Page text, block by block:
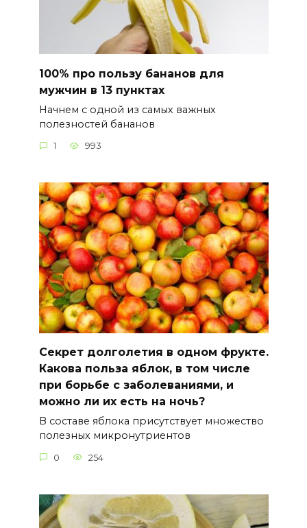
100% про пользу бананов для
мужчин в 13 пунктах
Начнем с одной из самых важных
полезностей бананов
1 993
Секрет долголетия в одном фрукте.
Какова польза яблок, в том числе
при борьбе с заболеваниями, и
можно ли их есть на ночь?
В составе яблока присутствует множество
полезных микронутриентов
0 254